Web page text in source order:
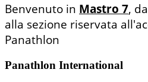
Benvenuto in Mastro 7,
alla sezione riservata
Panathlon
Panathlon International